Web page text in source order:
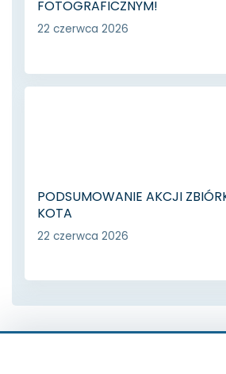
FOTOGRAFICZNYM!
22 czerwca 2026
PODSUMOWANIE AKCJI
KOTA
22 czerwca 2026